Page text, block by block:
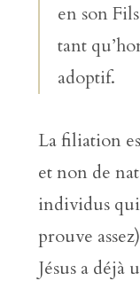
en son
tant
adoptif.
La filiation
et non de
individus qui
prouve
Jésus a déjà